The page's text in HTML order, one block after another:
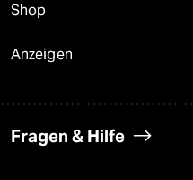
Shop
Anzeigen
Fragen & Hilfe